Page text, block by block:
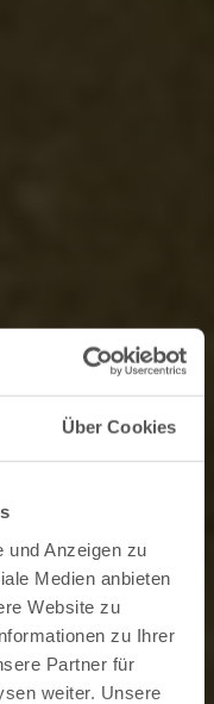
Über Cookies
und Anzeigen zu
Medien anbieten
Website zu
zu Ihrer
Partner für
weiter. Unsere